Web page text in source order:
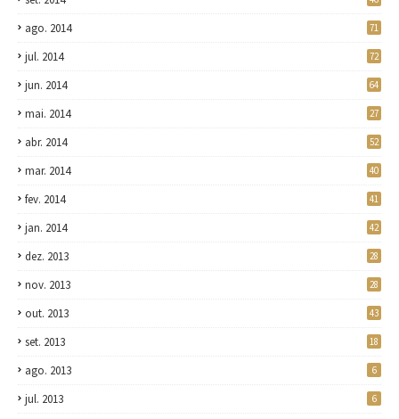
ago. 2014 71
jul. 2014 72
jun. 2014 64
mai. 2014 27
abr. 2014 52
mar. 2014 40
fev. 2014 41
jan. 2014 42
dez. 2013 28
nov. 2013 28
out. 2013 43
set. 2013 18
ago. 2013 6
jul. 2013 6